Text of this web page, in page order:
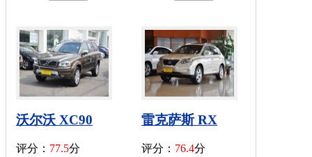
沃尔沃 XC90
评分： 77.5分
雷克萨斯 RX
评分： 76.4分